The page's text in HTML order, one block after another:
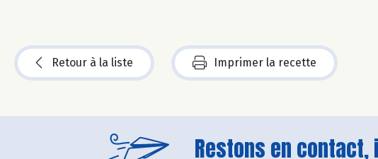
Retour à la liste Imprimer la recette
Restons en